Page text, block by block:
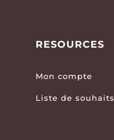
RESOURCES
Mon compte
Liste de souhaits